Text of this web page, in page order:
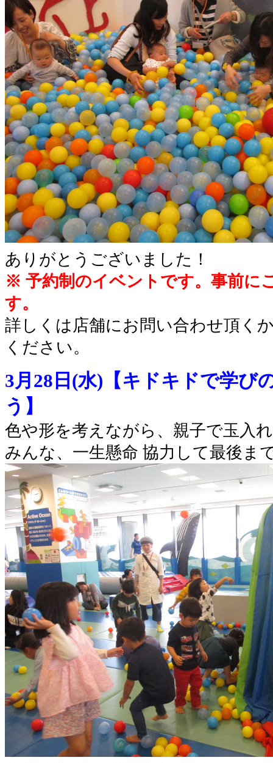
ありがとうございました！
※ 予約制のイベントです。事前に
す。
詳しくは店舗にお問い合わせ頂く
ください。
3月28日(水)【キドキドで学び
う】
色や形を考えながら、親子で玉入
みんな、一生懸命 協力して最後ま